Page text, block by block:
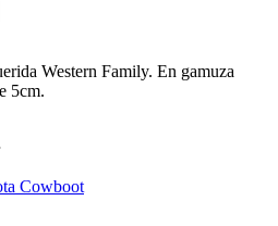
Western Family. En gamuza
5cm.